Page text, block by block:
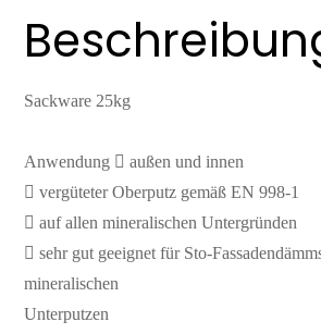
Sackware 25kg
Anwendung  außen und innen
 vergüteter Oberputz gemäß EN 998-1
 auf allen mineralischen Untergründen
 sehr gut geeignet für Sto-
mineralischen
Unterputzen